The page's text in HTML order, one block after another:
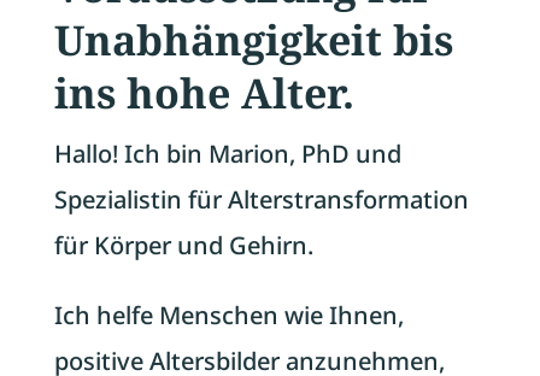
Unabhängigkeit bis
ins hohe Alter.
Hallo! Ich bin Marion, PhD und
Spezialistin für Alterstransformation
für Körper und Gehirn.
Ich helfe Menschen wie Ihnen,
positive Altersbilder anzunehmen,